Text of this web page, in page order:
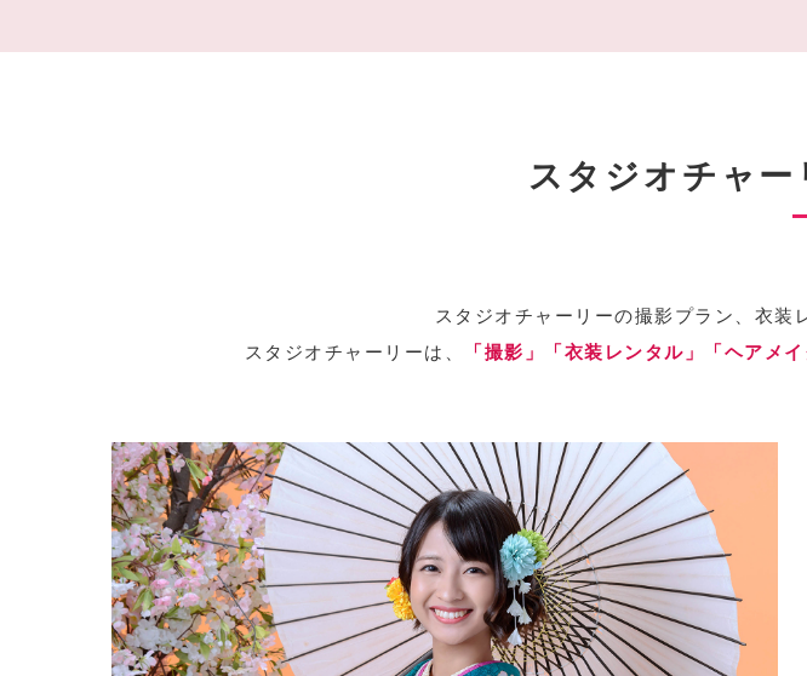
スタジオチャー
スタジオチャーリーの撮影プラン、衣装
スタジオチャーリーは、
「撮影」「衣装レンタル」「ヘアメ